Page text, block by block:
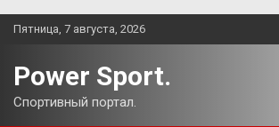
Перейти
Пятница, 7 августа, 2026
Power Sport.
Спортивный портал.